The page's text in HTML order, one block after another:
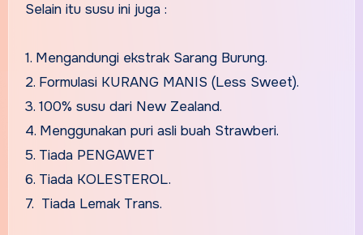
Selain itu susu ini juga :
1. Mengandungi ekstrak Sarang Burung.
2. Formulasi KURANG MANIS (Less Sweet).
3. 100% susu dari New Zealand.
4. Menggunakan puri asli buah Strawberi.
5. Tiada PENGAWET
6. Tiada KOLESTEROL.
7. Tiada Lemak Trans.